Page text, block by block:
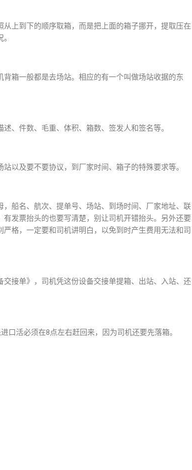
上到下的顺序取箱，而是把上面的箱子挪开，提取压在
箱一般都是去场站。相应的有一个叫做场站收据的东
、件数、毛重、体积、箱数、签发人和签名等。
以及要不要协议，到厂家时间、箱子的特殊要求等。
船名、航次、提单号、场站、到场时间、厂家地址、联
发票抬头的也要写清楚，别让司机开错抬头。另外还要
格，一定要和司机讲明白，以免到时产生费用无法和司
接单》，司机凭这份设备交接单提箱、出站、入站、还
口活必须在8点左右赶回来，因为司机还要先落箱。